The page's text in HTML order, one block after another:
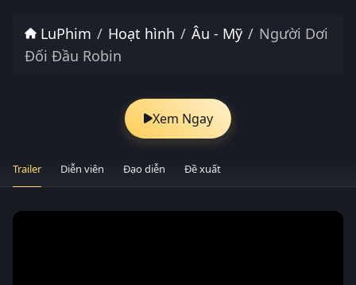
LuPhim Hoạt hình Âu - Mỹ
Người Dơi
Đối Đầu Robin
Xem Ngay
Trailer Diễn viên Đạo diễn Đề xuất